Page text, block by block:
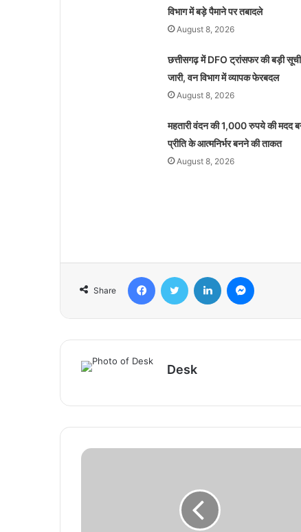
विभाग में बड़े पैमाने पर तबादले
August 8, 2026
छत्तीसगढ़ में DFO ट्रांसफर की बड़ी सूची
जारी, वन विभाग में व्यापक फेरबदल
August 8, 2026
महतारी वंदन की 1,000 रुपये की मदद
प्रीति के आत्मनिर्भर बनने की ताकत
August 8, 2026
Share
Desk